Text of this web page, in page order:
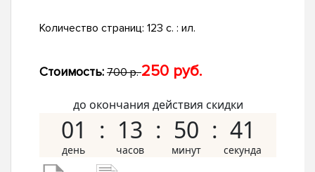
Количество страниц: 123 с. : ил.
Стоимость: 700 р.250 руб.
до окончания действия скидки
01 13 50 40